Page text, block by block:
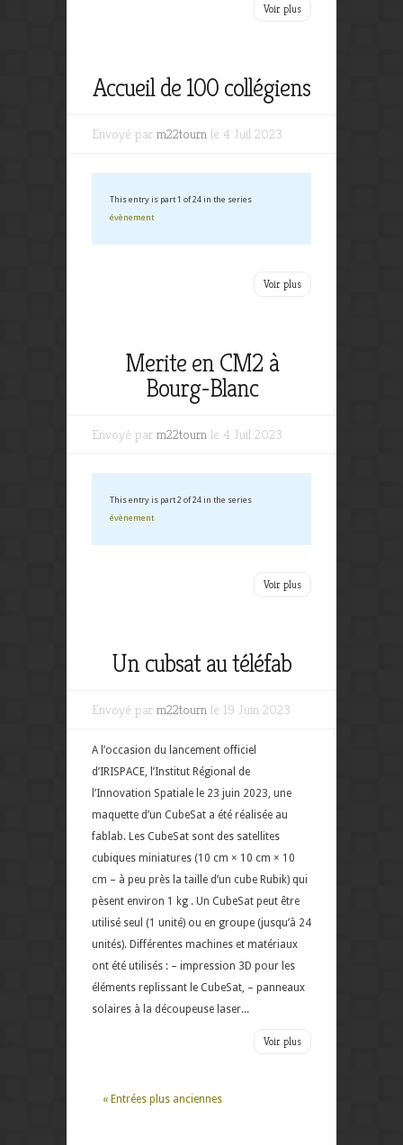
Voir plus
Accueil de 100 collégiens
Envoyé par m22tourn le 4 Juil 2023
This entry is part 1 of 24 in the series
évènement
Voir plus
Merite en CM2 à
Bourg-Blanc
Envoyé par m22tourn le 4 Juil 2023
This entry is part 2 of 24 in the series
évènement
Voir plus
Un cubsat au téléfab
Envoyé par m22tourn le 19 Juin 2023
A l’occasion du lancement officiel
d’IRISPACE, l’Institut Régional de
l’Innovation Spatiale le 23 juin 2023, une
maquette d’un CubeSat a été réalisée au
fablab. Les CubeSat sont des satellites
cubiques miniatures (10 cm × 10 cm × 10
cm – à peu près la taille d’un cube Rubik) qui
pèsent environ 1 kg . Un CubeSat peut être
utilisé seul (1 unité) ou en groupe (jusqu’à 24
unités). Différentes machines et matériaux
ont été utilisés : – impression 3D pour les
éléments replissant le CubeSat, – panneaux
solaires à la découpeuse laser...
Voir plus
« Entrées plus anciennes